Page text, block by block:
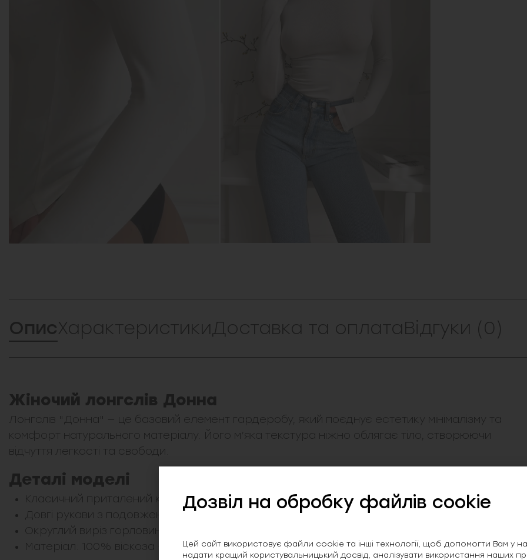
ОписХарактеристикиДоставка та оплатаВідгуки (0)
Жіночий лонгслів Донна
Лонгслів "Донна" — це базовий елемент гардеробу, який поєднує естетику мінімалізму та
комфорт натурального матеріалу. Його м’яка текстура ніжно облягає тіло, створюючи
відчуття легкості та свободи.
Деталі моделі
Класичний приталений крій, що підкреслює фігуру.
Довгі рукави з подовженим силуетом та акуратною строчкою.
Округлий виріз горловини для лаконічного завершення образу.
Матеріал: 100% віскоза — гладкий, дихаючий та приємний до тіла.
Дозвіл на обробку файлів cookie
Цей сайт використовує файли cookie та інші технології, щоб допомогти Вам у
надати кращий користувальницький досвід, аналізувати використання наших